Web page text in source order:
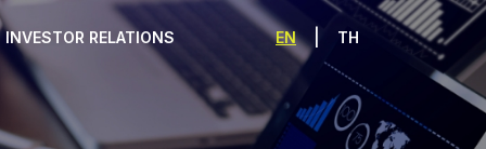
INVESTOR RELATIONS EN TH